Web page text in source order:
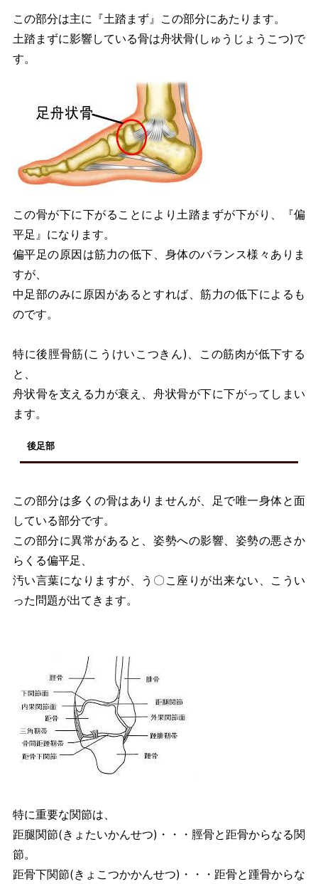
この部分は主に『土踏まず』この部分にあたります。
土踏まずに影響している骨は舟状骨(しゅうじょうこつ)で
す。
この骨が下に下がることにより土踏まずが下がり、『偏
平足』になります。
偏平足の原因は筋力の低下、身体のバランス様々ありま
すが、
中足部のみに原因があるとすれば、筋力の低下によるも
のです。
特に後脛骨筋(こうけいこつきん)、この筋肉が低下する
と、
舟状骨を支える力が衰え、舟状骨が下に下がってしまい
ます。
後足部
この部分は多くの骨はありませんが、足で唯一身体と面
している部分です。
この部分に異常があると、姿勢への影響、姿勢の悪さか
らくる偏平足、
汚い言葉になりますが、う〇こ座りが出来ない、こうい
った問題が出てきます。
特に重要な関節は、
距腿関節(きょたいかんせつ)・・・脛骨と距骨からなる関
節。
距骨下関節(きょこつかかんせつ)・・・距骨と踵骨からな